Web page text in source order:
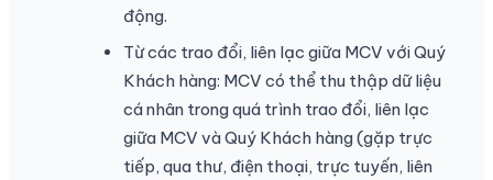
động.
Từ các trao đổi, liên lạc giữa MCV với Quý
Khách hàng: MCV có thể thu thập dữ liệu
cá nhân trong quá trình trao đổi, liên lạc
giữa MCV và Quý Khách hàng (gặp trực
tiếp, qua thư, điện thoại, trực tuyến, liên